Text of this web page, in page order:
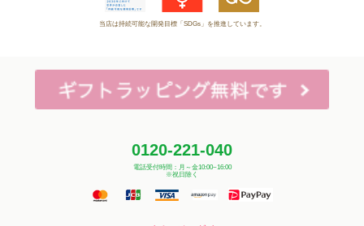
当店は持続可能な開発目標「SDGs」を推進しています。
0120-221-040
電話受付時間：月～金10:00~16:00
※祝日除く